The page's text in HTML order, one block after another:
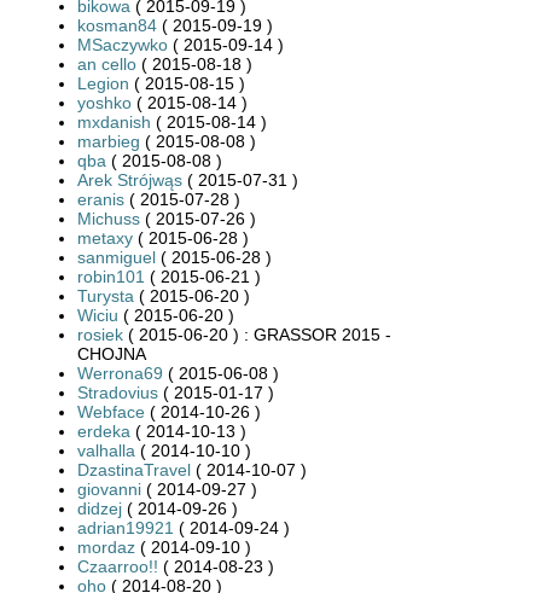
bikowa ( 2015-09-19 )
kosman84 ( 2015-09-19 )
MSaczywko ( 2015-09-14 )
an cello ( 2015-08-18 )
Legion ( 2015-08-15 )
yoshko ( 2015-08-14 )
mxdanish ( 2015-08-14 )
marbieg ( 2015-08-08 )
qba ( 2015-08-08 )
Arek Strójwąs ( 2015-07-31 )
eranis ( 2015-07-28 )
Michuss ( 2015-07-26 )
metaxy ( 2015-06-28 )
sanmiguel ( 2015-06-28 )
robin101 ( 2015-06-21 )
Turysta ( 2015-06-20 )
Wiciu ( 2015-06-20 )
rosiek ( 2015-06-20 ) : GRASSOR 2015 -
CHOJNA
Werrona69 ( 2015-06-08 )
Stradovius ( 2015-01-17 )
Webface ( 2014-10-26 )
erdeka ( 2014-10-13 )
valhalla ( 2014-10-10 )
DzastinaTravel ( 2014-10-07 )
giovanni ( 2014-09-27 )
didzej ( 2014-09-26 )
adrian19921 ( 2014-09-24 )
mordaz ( 2014-09-10 )
Czaarroo!! ( 2014-08-23 )
oho ( 2014-08-20 )